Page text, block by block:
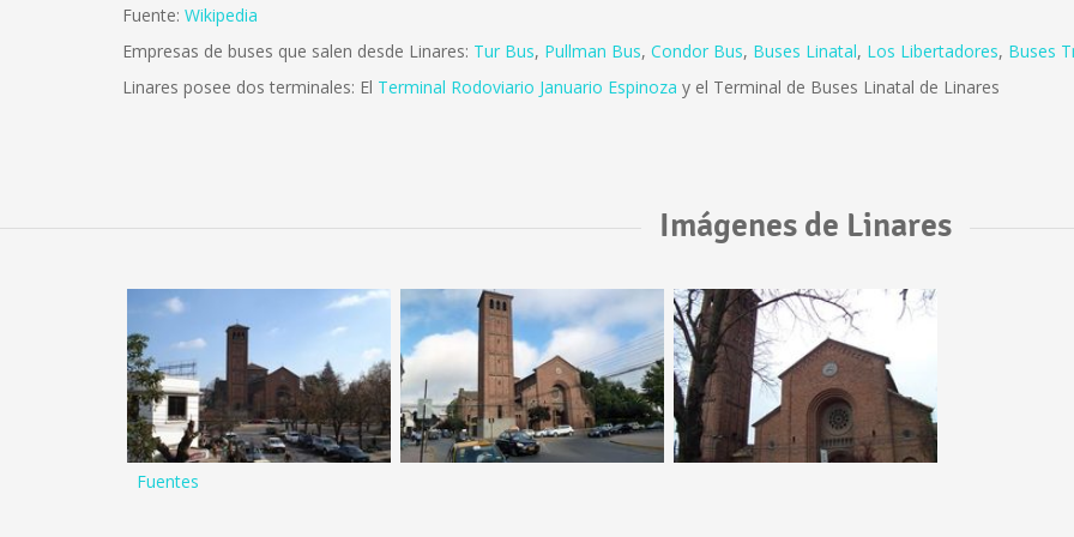
Fuente: Wikipedia
Empresas de buses que salen desde Linares: Tur Bus, Pullman Bus, Condor Bus, Buses Linatal, Los Libertadores, Buses
Linares posee dos terminales: El Terminal Rodoviario Januario Espinoza y el Terminal de Buses Linatal de Linares
Imágenes de Linares
Fuentes